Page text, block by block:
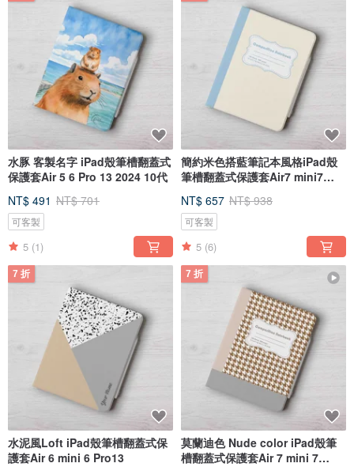
水豚 客製名字 iPad殼筆槽翻蓋式
保護套Air 5 6 Pro 13 2024 10代
NT$ 491 NT$ 701
可客製
5 (1)
簡約米色搭藍筆記本風格iPad殼
筆槽翻蓋式保護套Air7 mini7
NT$ 657 NT$ 938
可客製
5 (6)
7 折
水泥風Loft iPad殼筆槽翻蓋式保
護套Air 6 mini 6 Pro13
7 折
莫蘭迪色 Nude color iPad殼筆
槽翻蓋式保護套Air 7 mini 7